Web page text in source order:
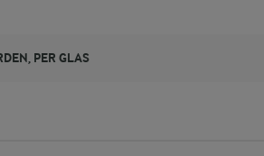
PER GLAS